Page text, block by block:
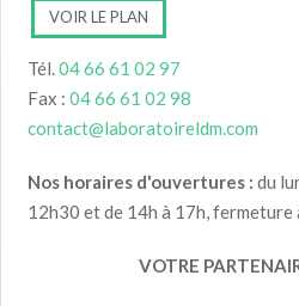
VOIR LE PLAN
Tél.04 66 61 02 97
Fax :04 66 61 02 98
contact@laboratoireldm.com
Nos horaires d'ouvertures : du
12h30 et de 14h à 17h, fermeture
VOTRE